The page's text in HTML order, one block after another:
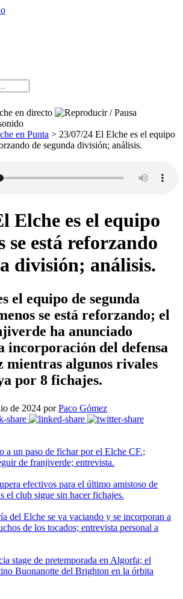
en Punta > 23/07/24 El Elche es el equipo
de segunda división; análisis.
Elche es el equipo
se está reforzando
división; análisis.
el equipo de segunda
se está reforzando; el
ha anunciado
incorporación del defensa
mientras algunos rivales
por 8 fichajes.
de 2024 porPaco Gómez
a un paso de fichar por el Elche CF.;
de franjiverde; entrevista.
efectivos para el último amistoso de
el club sigue sin hacer fichajes.
del Elche se va vaciando y se incorporan a
de los tocados; entrevista personal a
stage de pretemporada en Algorfa; el
Buonanotte del Brighton en la órbita